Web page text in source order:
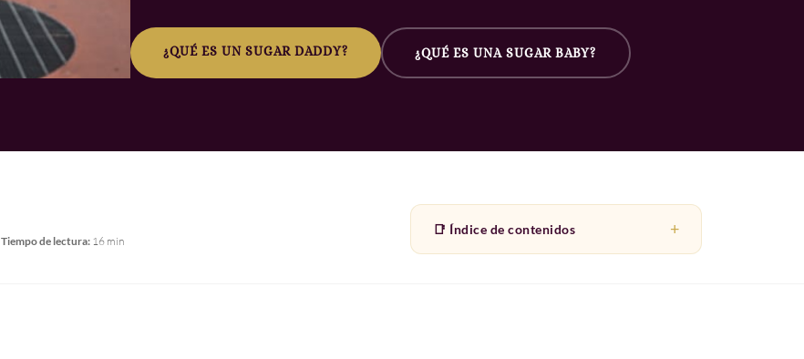
¿QUÉ ES UN SUGAR DADDY? ¿QUÉ ES UNA SUGAR BABY?
Tiempo de lectura: 16 min
📑 Índice de contenidos